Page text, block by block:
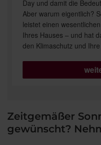
Day und damit die
Aber warum eigentlich?
leistet einen
Ihres Hauses – und hat
den Klimaschutz und
Zeitgemäßer
gewünscht?